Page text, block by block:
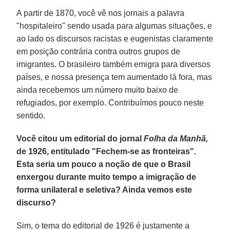
A partir de 1870, você vê nos jornais a palavra
"hospitaleiro" sendo usada para algumas situações, e
ao lado os discursos racistas e eugenistas claramente
em posição contrária contra outros grupos de
imigrantes. O brasileiro também emigra para diversos
países, e nossa presença tem aumentado lá fora, mas
ainda recebemos um número muito baixo de
refugiados, por exemplo. Contribuímos pouco neste
sentido.
Você citou um editorial do jornalFolha da Manhã,
de 1926, entitulado "Fechem-se as fronteiras".
Esta seria um pouco a noção de que o Brasil
enxergou durante muito tempo a imigração de
forma unilateral e seletiva? Ainda vemos este
discurso?
Sim, o tema do editorial de 1926 é justamente a